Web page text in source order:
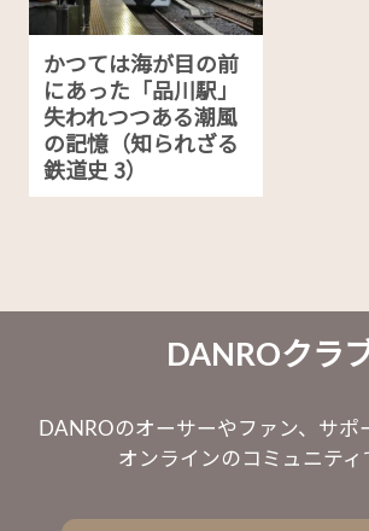
かつては海が目の前
にあった「品川駅」
失われつつある潮風
の記憶（知られざる
鉄道史 3）
DANROクラ
DANROのオーサーやファン、サポ
オンラインのコミュニティ